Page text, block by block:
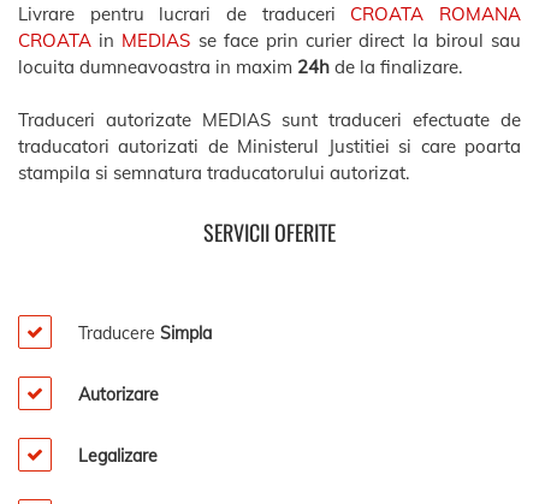
Livrare pentru lucrari de traduceri CROATA ROMANA
CROATA in MEDIAS se face prin curier direct la biroul sau
locuita dumneavoastra in maxim 24h de la finalizare.
Traduceri autorizate MEDIAS sunt traduceri efectuate de
traducatori autorizati de Ministerul Justitiei si care poarta
stampila si semnatura traducatorului autorizat.
SERVICII OFERITE
Traducere Simpla
Autorizare
Legalizare